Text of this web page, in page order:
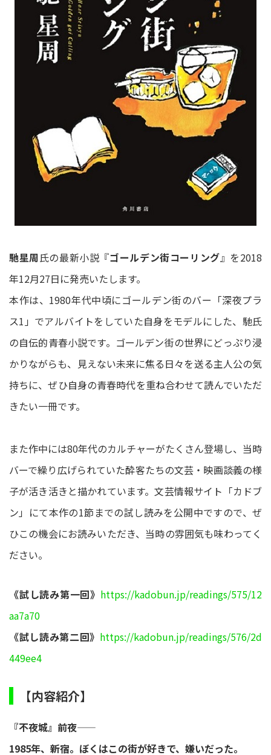
馳星周氏の最新小説『ゴールデン街コーリング』を2018
年12月27日に発売いたします。
本作は、1980年代中頃にゴールデン街のバー「深夜プラ
ス1」でアルバイトをしていた自身をモデルにした、馳氏
の自伝的青春小説です。ゴールデン街の世界にどっぷり浸
かりながらも、見えない未来に焦る日々を送る主人公の気
持ちに、ぜひ自身の青春時代を重ね合わせて読んでいただ
きたい一冊です。
また作中には80年代のカルチャーがたくさん登場し、当時
バーで繰り広げられていた酔客たちの文芸・映画談義の様
子が活き活きと描かれています。文芸情報サイト「カドブ
ン」にて本作の1節までの試し読みを公開中ですので、ぜ
ひこの機会にお読みいただき、当時の雰囲気も味わってく
ださい。
《試し読み第一回》 https://kadobun.jp/readings/575/12
aa7a70
《試し読み第二回》 https://kadobun.jp/readings/576/2d
449ee4
【内容紹介】
『不夜城』前夜――
1985年、新宿。ぼくはこの街が好きで、嫌いだった。